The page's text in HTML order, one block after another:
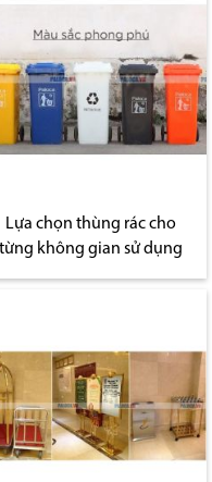
Lựa chọn thùng rác cho
từng không gian sử dụng